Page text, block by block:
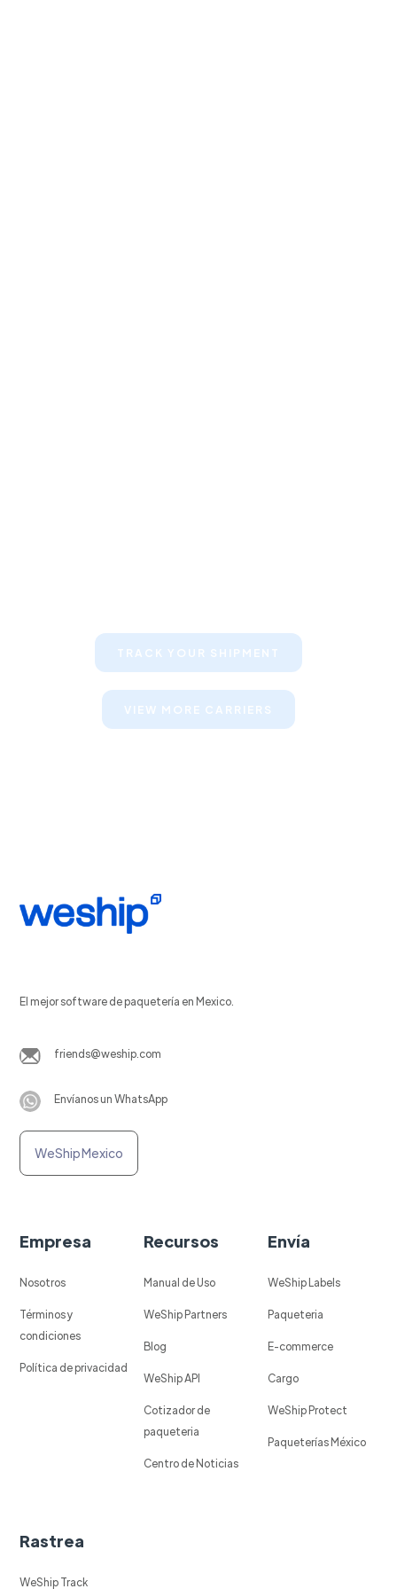
TRACK YOUR SHIPMENT
VIEW MORE CARRIERS
El mejor software de paquetería en Mexico.
friends@weship.com
Envíanos un WhatsApp
WeShip Mexico
Empresa
Nosotros
Términos y
condiciones
Política de privacidad
Recursos
Manual de Uso
WeShip Partners
Blog
WeShip API
Cotizador de
paqueteria
Centro de Noticias
Envía
WeShip Labels
Paqueteria
E-commerce
Cargo
WeShip Protect
Paqueterías México
Rastrea
WeShip Track